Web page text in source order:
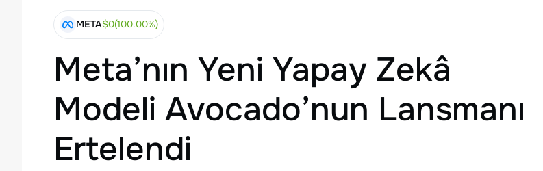
META$0(100.00%)
Meta’nın Yeni Yapay Zekâ
Modeli Avocado’nun Lansmanı
Ertelendi